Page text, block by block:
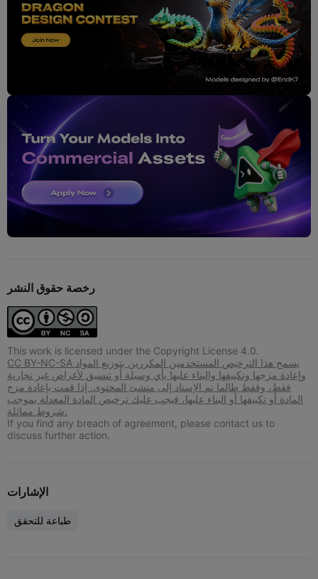
رخصة حقوق النشر
This work is licensed under the Copyright License 4.0.
CC BY-NC-SA يسمح هذا الترخيص المستخدمين المكررين بتوزيع المواد
وإعادة مزجها وتكييفها والبناء عليها بأي وسيلة أو تنسيق لأغراض غير تجارية
فقط، وفقط طالما تم الإسناد إلى منشئ المحتوى. إذا قمت بإعادة مزج
المادة أو تكييفها أو البناء عليها، فيجب عليك ترخيص المادة المعدلة بموجب
شروط مماثلة.
If you find any breach of agreement, please contact us to
discuss further action.
الإشارات
طباعة للتحقق